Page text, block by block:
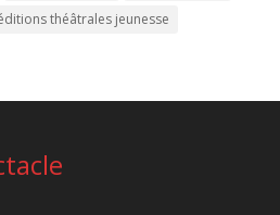
théâtrales jeunesse